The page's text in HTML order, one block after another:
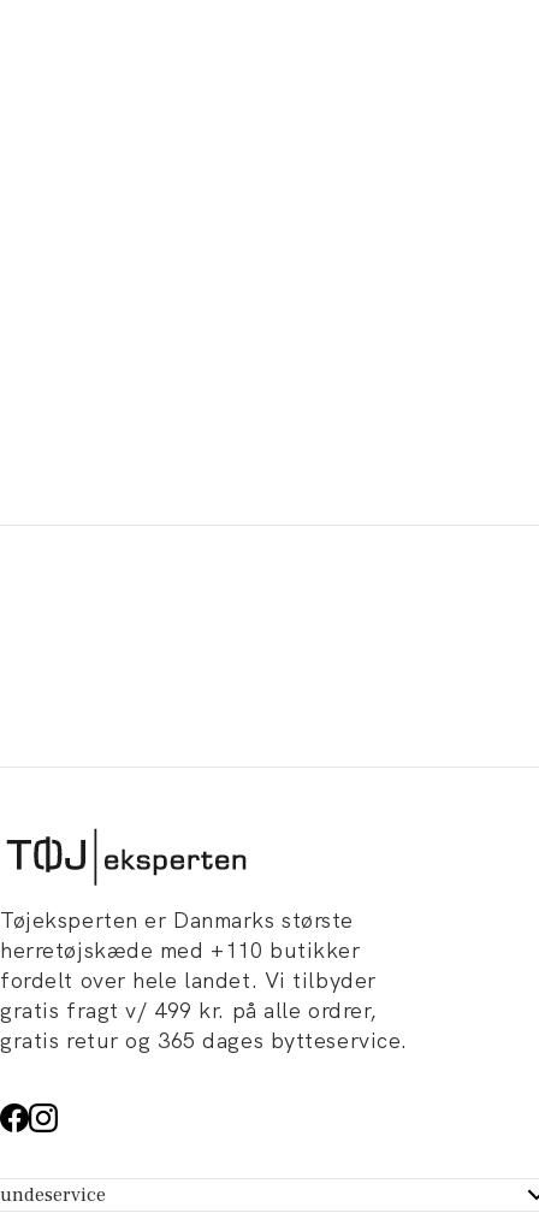
Tøjeksperten er Danmarks største
herretøjskæde med +110 butikker
fordelt over hele landet. Vi tilbyder
gratis fragt v/ 499 kr. på alle ordrer,
gratis retur og 365 dages bytteservice.